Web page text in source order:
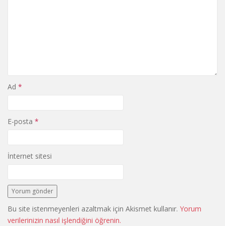
Ad *
E-posta *
İnternet sitesi
Bu site istenmeyenleri azaltmak için Akismet kullanır. Yorum
verilerinizin nasıl işlendiğini öğrenin.